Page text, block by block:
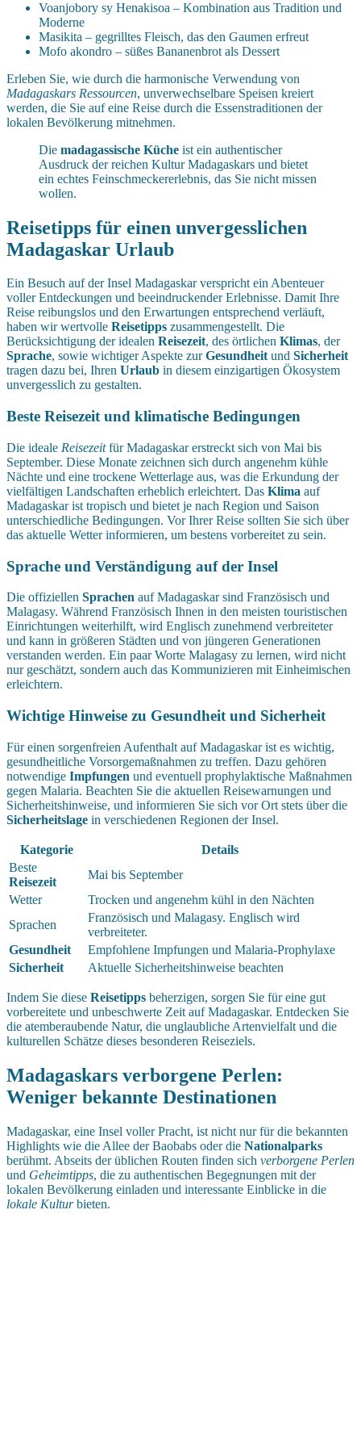
Voanjobory sy Henakisoa – Kombination aus Tradition und
Moderne
Masikita – gegrilltes Fleisch, das den Gaumen erfreut
Mofo akondro – süßes Bananenbrot als Dessert
Erleben Sie, wie durch die harmonische Verwendung von
Madagaskars Ressourcen, unverwechselbare Speisen kreiert
werden, die Sie auf eine Reise durch die Essenstraditionen der
lokalen Bevölkerung mitnehmen.
Die madagassische Küche ist ein authentischer
Ausdruck der reichen Kultur Madagaskars und bietet
ein echtes Feinschmeckererlebnis, das Sie nicht missen
wollen.
Reisetipps für einen unvergesslichen
Madagaskar Urlaub
Ein Besuch auf der Insel Madagaskar verspricht ein Abenteuer
voller Entdeckungen und beeindruckender Erlebnisse. Damit Ihre
Reise reibungslos und den Erwartungen entsprechend verläuft,
haben wir wertvolle Reisetipps zusammengestellt. Die
Berücksichtigung der idealen Reisezeit, des örtlichen Klimas, der
Sprache, sowie wichtiger Aspekte zurGesundheitund Sicherheit
tragen dazu bei, Ihren Urlaub in diesem einzigartigen Ökosystem
unvergesslich zu gestalten.
Beste Reisezeit und klimatische Bedingungen
Die ideale Reisezeitfür Madagaskar erstreckt sich von Mai bis
September. Diese Monate zeichnen sich durch angenehm kühle
Nächte und eine trockene Wetterlage aus, was die Erkundung der
vielfältigen Landschaften erheblich erleichtert. Das Klima auf
Madagaskar ist tropisch und bietet je nach Region und Saison
unterschiedliche Bedingungen. Vor Ihrer Reise sollten Sie sich über
das aktuelle Wetter informieren, um bestens vorbereitet zu sein.
Sprache und Verständigung auf der Insel
Die offiziellen Sprachen auf Madagaskar sind Französisch und
Malagasy. Während Französisch Ihnen in den meisten touristischen
Einrichtungen weiterhilft, wird Englisch zunehmend verbreiteter
und kann in größeren Städten und von jüngeren Generationen
verstanden werden. Ein paar Worte Malagasy zu lernen, wird nicht
nur geschätzt, sondern auch das Kommunizieren mit Einheimischen
erleichtern.
Wichtige Hinweise zu Gesundheit und Sicherheit
Für einen sorgenfreien Aufenthalt auf Madagaskar ist es wichtig,
gesundheitliche Vorsorgemaßnahmen zu treffen. Dazu gehören
notwendige Impfungen und eventuell prophylaktische Maßnahmen
gegen Malaria. Beachten Sie die aktuellen Reisewarnungen und
Sicherheitshinweise, und informieren Sie sich vor Ort stets über die
Sicherheitslage in verschiedenen Regionen der Insel.
Kategorie
Details
Beste
Reisezeit
Mai bis September
Wetter
Trocken und angenehm kühl in den Nächten
Sprachen
Französisch und Malagasy. Englisch wird
verbreiteter.
Gesundheit
Empfohlene Impfungen und Malaria-Prophylaxe
Sicherheit
Aktuelle Sicherheitshinweise beachten
Indem Sie diese Reisetipps beherzigen, sorgen Sie für eine gut
vorbereitete und unbeschwerte Zeit auf Madagaskar. Entdecken Sie
die atemberaubende Natur, die unglaubliche Artenvielfalt und die
kulturellen Schätze dieses besonderen Reiseziels.
Madagaskars verborgene Perlen:
Weniger bekannte Destinationen
Madagaskar, eine Insel voller Pracht, ist nicht nur für die bekannten
Highlights wie die Allee der Baobabs oder die Nationalparks
berühmt. Abseits der üblichen Routen finden sich verborgene Perlen
und Geheimtipps, die zu authentischen Begegnungen mit der
lokalen Bevölkerung einladen und interessante Einblicke in die
lokale Kulturbieten.